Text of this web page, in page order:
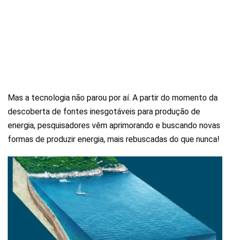
Mas a tecnologia não parou por aí. A partir do momento da
descoberta de fontes inesgotáveis para produção de
energia, pesquisadores vêm aprimorando e buscando novas
formas de produzir energia, mais rebuscadas do que nunca!